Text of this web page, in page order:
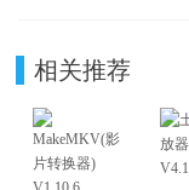
相关推荐